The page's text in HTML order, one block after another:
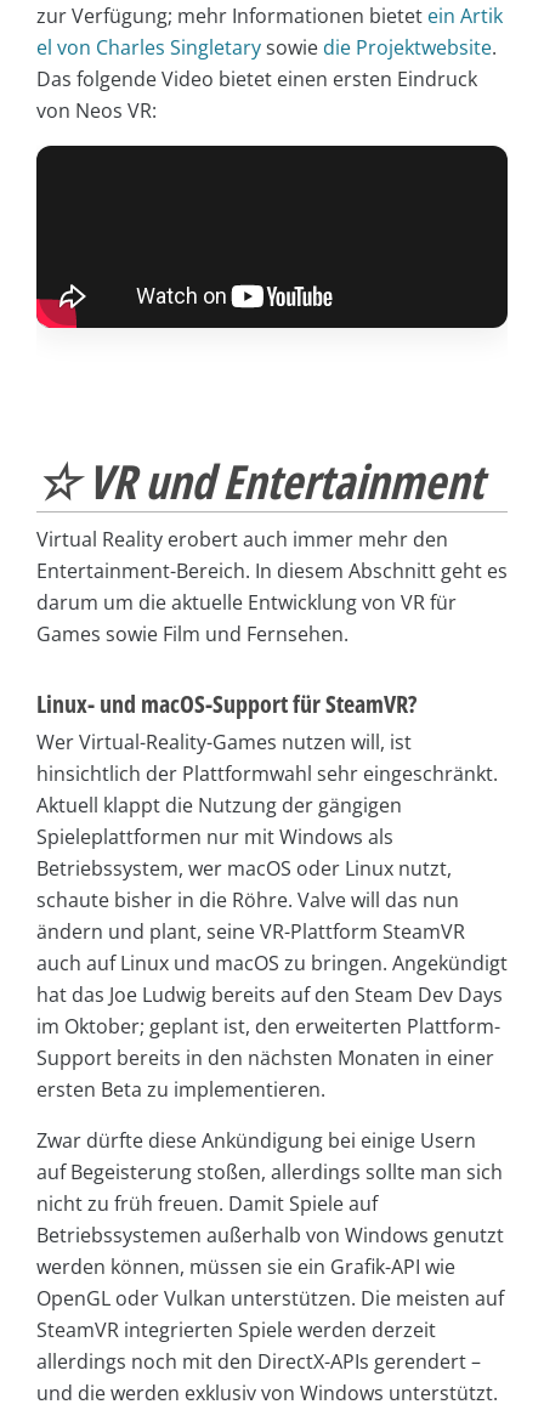
zur Verfügung; mehr Informationen bietet ein Artik
el von Charles Singletarysowie die Projektwebsite.
Das folgende Video bietet einen ersten Eindruck
von Neos VR:
☆ VR und Entertainment
Virtual Reality erobert auch immer mehr den
Entertainment-Bereich. In diesem Abschnitt geht es
darum um die aktuelle Entwicklung von VR für
Games sowie Film und Fernsehen.
Linux- und macOS-Support für SteamVR?
Wer Virtual-Reality-Games nutzen will, ist
hinsichtlich der Plattformwahl sehr eingeschränkt.
Aktuell klappt die Nutzung der gängigen
Spieleplattformen nur mit Windows als
Betriebssystem, wer macOS oder Linux nutzt,
schaute bisher in die Röhre. Valve will das nun
ändern und plant, seine VR-Plattform SteamVR
auch auf Linux und macOS zu bringen. Angekündigt
hat das Joe Ludwig bereits auf den Steam Dev Days
im Oktober; geplant ist, den erweiterten Plattform-
Support bereits in den nächsten Monaten in einer
ersten Beta zu implementieren.
Zwar dürfte diese Ankündigung bei einige Usern
auf Begeisterung stoßen, allerdings sollte man sich
nicht zu früh freuen. Damit Spiele auf
Betriebssystemen außerhalb von Windows genutzt
werden können, müssen sie ein Grafik-API wie
OpenGL oder Vulkan unterstützen. Die meisten auf
SteamVR integrierten Spiele werden derzeit
allerdings noch mit den DirectX-APIs gerendert –
und die werden exklusiv von Windows unterstützt.